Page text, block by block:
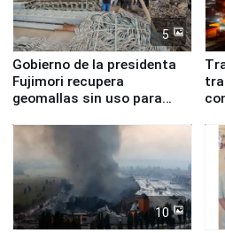
5
Gobierno de la presidenta
Fujimori recupera
geomallas sin uso para
Fenómeno El Niño
10